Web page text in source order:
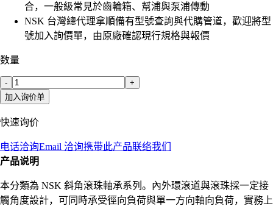
合，一般級常見於齒輪箱、幫浦與泵浦傳動
NSK 台灣總代理拿順備有型號查詢與代購管道，歡迎將型
號加入詢價單，由原廠確認現行規格與報價
数量
-
+
加入询价单
快速询价
电话洽询Email 洽询携带此产品联络我们
产品说明
本分類為 NSK 斜角滾珠軸承系列。內外環滾道與滾珠採一定接
觸角度設計，可同時承受徑向負荷與單一方向軸向負荷，實務上